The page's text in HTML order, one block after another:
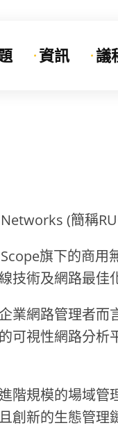
資訊 議
Networks (簡稱
旗下的商用
技術及網路最佳
業網路管理者而
可視性網路分析
階規模的場域管
創新的生態管理